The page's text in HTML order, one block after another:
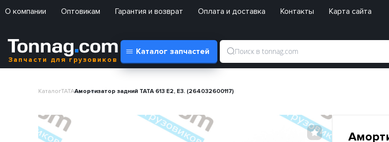
О компании Оптовикам Гарантия и возврат Оплата и доставка Контакты Карта сайта
Запчасти для грузовиков
Каталог запчастей
КаталогTATAАмортизатор задний TATA 613 E2, E3. (264032600117)